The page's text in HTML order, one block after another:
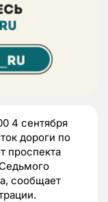
4 сентября
дороги по
проспекта
сообщает